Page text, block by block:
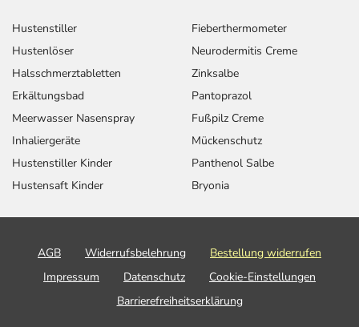
Dosierungsempfehlungen
werden gegeben - die
Dosierung für Ihre
spezielle Erkrankung
besprechen Sie am
besten mit Ihrem Arzt:
Jahren und
Erwachsene
Bei
Harnblasenentzündung
der Frau - einmalige
Gabe:
Jugendliche
Jahren und
Erwachsene
3 Tabletten
Zur Vorbeugung gegen
Bakterieninfektionen der
Jugendliche
Jahren und
1 Tablette 1-mal
Donovanose (Granuloma
Jugendliche
1 Tablette
Hustenstiller
Hustenlöser
Halsschmerztabletten
Erkältungsbad
Meerwasser Nasenspray
Inhaliergeräte
Hustenstiller Kinder
Hustensaft Kinder
Fieberthermometer
Neurodermitis Creme
Zinksalbe
Pantoprazol
Fußpilz Creme
Mückenschutz
Panthenol Salbe
Bryonia
AGB Widerrufsbelehrung
Bestellung widerrufen
Impressum
Datenschutz
Cookie-Einstellungen
Barrierefreiheitserklärung